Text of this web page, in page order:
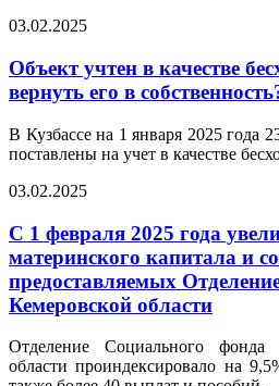
03.02.2025
Объект учтен в качестве
вернуть его в
В Кузбассе на 1 января 2025 года
поставлены на учет в качестве
03.02.2025
С 1 февраля 2025 года
материнского капитала и
предоставляемых
Кемеровской области
Отделение Социального
области проиндексировало на